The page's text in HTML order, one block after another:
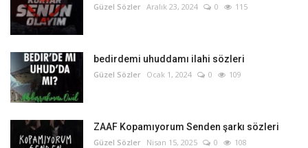
Güzel Sözler Aralık 23, 2024 0 115
bedirdemi uhuddamı ilahi sözleri
Güzel Sözler Ocak 1, 2024 0 109
ZAAF Kopamıyorum Senden şarkı sözleri
Güzel Sözler Nisan 15, 2025 0 108